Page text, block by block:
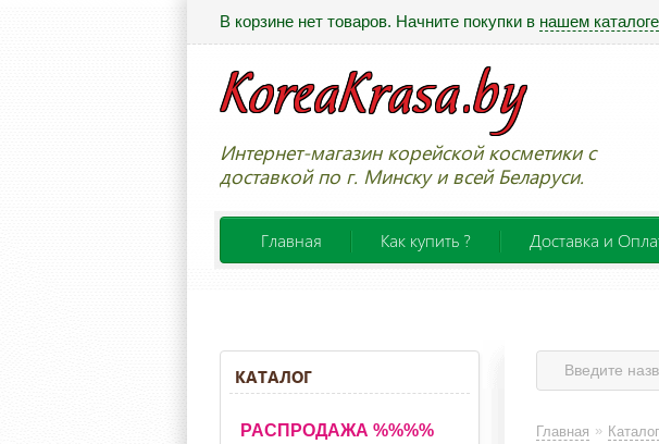
В корзине нет товаров. Начните покупки в нашем каталоге
Интернет-магазин корейской косметики с
доставкой по г. Минску и всей Беларуси.
Главная Как купить ? Доставка и
КАТАЛОГ
РАСПРОДАЖА %%%%
Главная » Каталог